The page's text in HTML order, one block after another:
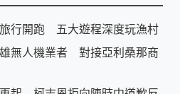
行開跑 五大遊程深度玩漁村
無人機業者 對接亞利桑那商